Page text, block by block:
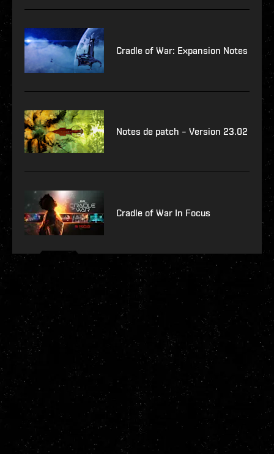
Cradle of War: Expansion Notes
Notes de patch – Version 23.02
Cradle of War In Focus